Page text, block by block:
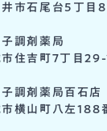
井市石尾台5丁目
調剤薬局
住吉町7丁目29-
調剤薬局百石店
横山町八左188